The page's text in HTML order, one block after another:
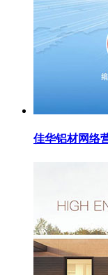
佳华铝材网络